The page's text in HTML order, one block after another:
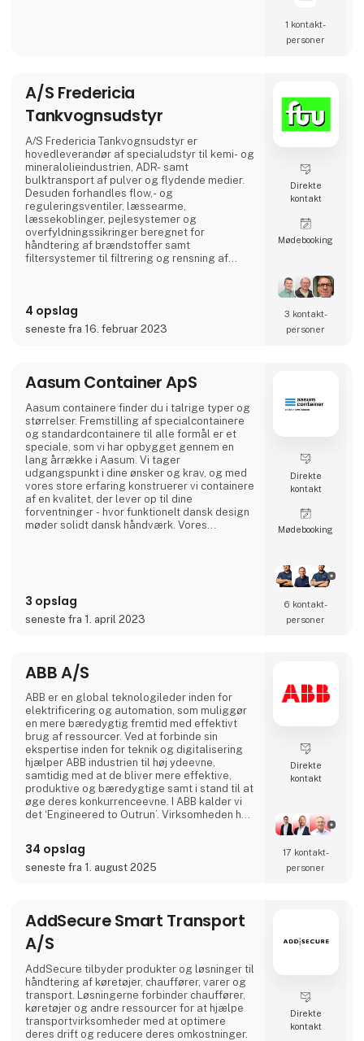
1 kontakt­
personer
A/S Fredericia
Tankvognsudstyr
A/S Fredericia Tankvognsudstyr er
hovedleverandør af specialudstyr til kemi- og
mineralolieindustrien, ADR- samt
bulktransport af pulver og flydende medier.
Desuden forhandles flow,- og
reguleringsventiler, læssearme,
læssekoblinger, pejlesystemer og
overfyldningssikringer beregnet for
håndtering af brændstoffer samt
filtersystemer til filtrering og rensning af
anvendelse for Søværnets skibe til
betankning af helikoptere om bord på skibe,
Forsvarets Redningshelikoptere og til mindre
4 opslag
seneste fra 16. februar 2023
Direkte
kontakt
Møde­booking
3 kontakt­
personer
Aasum Container ApS
Aasum containere finder du i talrige typer og
størrelser. Fremstilling af special­containere
og standard­containere til alle formål er et
speciale, som vi har opbygget gennem en
lang årrække i Aasum. Vi tager
udgangspunkt i dine ønsker og krav, og med
vores store erfaring konstruerer vi containere
af en kvalitet, der lever op til dine
forventninger - hvor funktionelt dansk design
møder solidt dansk håndværk. Vores
bygger containere. Det vil sige, at
3 opslag
seneste fra 1. april 2023
Direkte
kontakt
Møde­booking
6 kontakt­
personer
ABB A/S
ABB er en global teknologileder inden for
elektrificering og automation, som muliggør
en mere bæredygtig fremtid med effektivt
brug af ressourcer. Ved at forbinde sin
ekspertise inden for teknik og digitalisering
hjælper ABB industrien til høj ydeevne,
samtidig med at de bliver mere effektive,
produktive og bæredygtige samt i stand til at
øge deres konkurrenceevne. I ABB kalder vi
det ‘Engineered to Outrun’. Virksomheden har
noteret på SIX Swiss Exchange (ABBN) og
Nasdaq Stockholm (ABB). www.abb.com
34 opslag
seneste fra 1. august 2025
Direkte
kontakt
17 kontakt­
personer
AddSecure Smart Transport
A/S
AddSecure tilbyder produkter og løsninger til
håndtering af køretøjer, chauffører, varer og
transport. Løsningerne forbinder chauffører,
køretøjer og andre ressourcer for at hjælpe
transportvirksomheder med at optimere
deres drift og reducere deres omkostninger.
Direkte
kontakt